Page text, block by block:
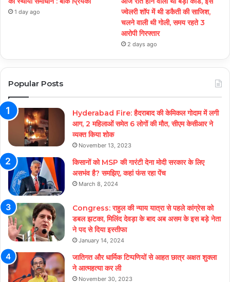
1 day ago
ज्वेलरी शॉप में थी डकैती की साजिश,
चलने वाली थी गोली, समय रहते 3
आरोपी गिरफ्तार
2 days ago
Popular Posts
Hyderabad Fire: हैदराबाद की केमिकल गोदाम में लगी
आग, 2 महिलाओं समेत 6 लोगों की मौत, सीएम केसीआर ने
व्यक्त किया शोक
November 13, 2023
किसानों को MSP की गारंटी देना मोदी सरकार के लिए
असभंव है? समझिए, कहां फंस रहा पेंच
March 8, 2024
Congress: राहुल की न्याय यात्रा से पहले कांग्रेस को
डबल झटका, मिलिंद देवड़ा के बाद अब असम के इस बड़े नेता
ने पद से दिया इस्तीफा
January 14, 2024
जातिगत और धार्मिक टिप्पणियों से आहत छात्र अक्षत शुक्ला
ने आत्महत्या कर ली
November 30, 2023